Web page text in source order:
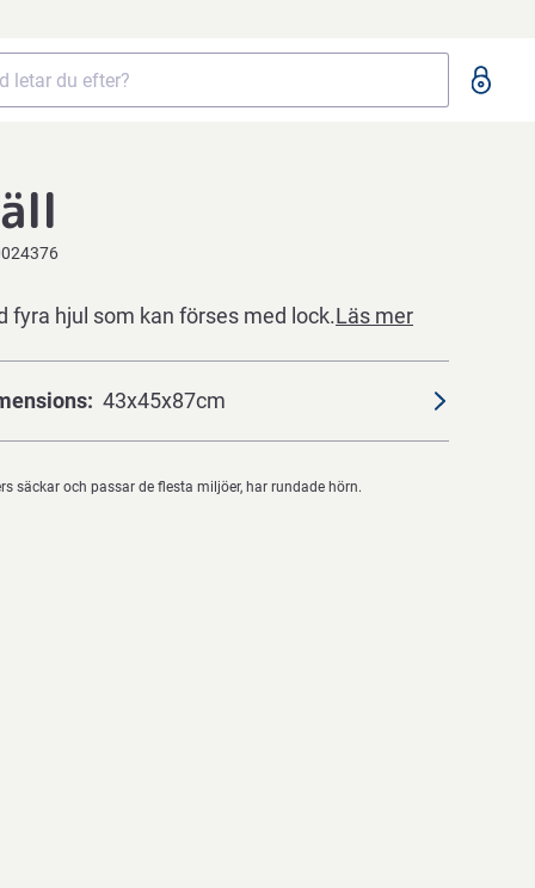
fyra hjul som kan förses med lock.Läs mer
43x45x87cm
säckar och passar de flesta miljöer, har rundade hörn.